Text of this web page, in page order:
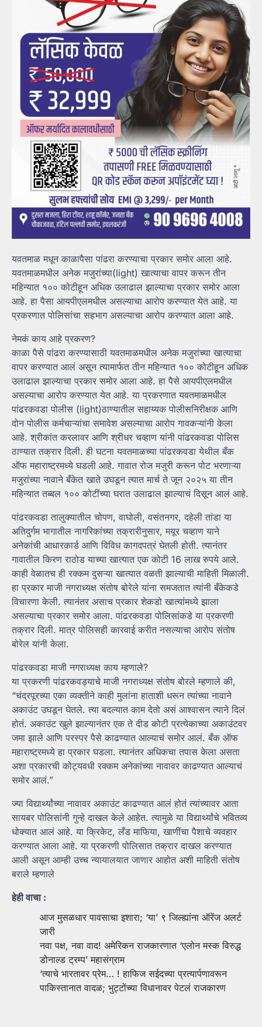
यवतमाळ मधून काळापैसा पांढरा करण्याचा प्रकार समोर आला आहे.
यवतमाळमधील अनेक मजुरांच्या(light) खात्याचा वापर करून तीन
महिन्यात १०० कोटीहून अधिक उलाढाल झाल्याचा प्रकार समोर आला
आहे. हा पैसा आयपीएलमधील असल्याचा आरोप करण्यात येत आहे. या
प्रकरणात पोलिसांचा सहभाग असल्याचा आरोप करण्यात आला आहे.
नेमकं काय आहे प्रकरण?
काळा पैसे पांढरा करण्यासाठी यवतमाळमधील अनेक मजुरांच्या खात्याचा
वापर करण्यात आलं असून त्यामार्फत तीन महिन्यात १०० कोटीहून अधिक
उलाढाल झाल्याचा प्रकार समोर आला आहे. हा पैसे आयपीएलमधील
असल्याचा आरोप करण्यात येत आहे. या प्रकरणात यवतमाळमधील
पांढरकवडा पोलीस (light)ठाण्यातील सहाय्यक पोलीसनिरीक्षक आणि
दोन पोलीस कर्मचाऱ्यांचा समावेश असल्याचा आरोप गावकऱ्यांनी केला
आहे. श्रीकांत करलावर आणि श्रीधर चव्हाण यांनी पांढरकवडा पोलिस
ठाण्यात तक्रार दिली. ही घटना यवतमाळच्या पांढरकवडा येथील बँक
ऑफ महाराष्ट्रमध्ये घडली आहे. गावात रोज मजुरी करून पोट भरणाऱ्या
मजुरांच्या नावाने बँकेत खाते उघडून त्यात मार्च ते जून २०२५ या तीन
महिन्यात तब्बल १०० कोटींच्या घरात उलाढाल झाल्याचं दिसून आलं आहे.
पांढरकवडा तालुक्यातील चोपण, वाघोली, वसंतनगर, दहेली तांडा या
अतिदुर्गम भागातील नागरिकांच्या तक्रारीनुसार, मयूर चव्हाण याने
अनेकांची आधारकार्ड आणि विविध कागदपत्रं घेतली होती. त्यानंतर
गावातील किरण राठोड याच्या खात्यात एक कोटी 16 लाख रुपये आले.
काही वेळातच ही रक्कम दुसऱ्या खात्यात वळती झाल्याची माहिती मिळाली.
हा प्रकार माजी नगराध्यक्ष संतोष बोरेले यांना समजतात त्यांनी बँकेकडे
विचारणा केली. त्यानंतर असाच प्रकार शेकडो खात्यांमध्ये झाला
असल्याचा प्रकार समोर आला. पांढरकवडा पोलिसांकडे या प्रकरणी
तक्रार दिली. मात्र पोलिसही कारवाई करीत नसल्याचा आरोप संतोष
बोरेल यांनी केला.
पांढरकवडा माजी नगराध्यक्ष काय म्हणाले?
या प्रकरणी पांढरकवड्याचे माजी नगराध्यक्ष संतोष बोरले म्हणाले की,
“चंद्रपूरच्या एका व्यक्तीने काही मुलांना हाताशी धरून त्यांच्या नावाने
अकाउंट उघडून घेतले. त्या बदल्यात काम देतो असं आश्वासन त्याने दिलं
होतं. अकाउंट खुले झाल्यानंतर एक ते दीड कोटी प्रत्येकाच्या अकाउंटवर
जमा झाले आणि परस्पर पैसे काढण्यात आल्याचं समोर आलं. बँक ऑफ
महाराष्ट्रमध्ये हा प्रकार घडला. त्यानंतर अधिकचा तपास केला असता
अशा प्रकारची कोट्यवधी रक्कम अनेकांच्या नावावर काढण्यात आल्याचं
समोर आलं.”
ज्या विद्यार्थ्यांच्या नावावर अकाउंट काढण्यात आलं होतं त्यांच्यावर आता
सायबर पोलिसांनी गुन्हे दाखल केले आहेत. त्यामुळे या विद्यार्थ्यांचे भवितव्य
धोक्यात आलं आहे. या क्रिकेट, लँड माफिया, खाणींचा पैशाचे व्यवहार
करण्यात आला आहे. या प्रकरणी पोलिसात तक्रार दाखल करण्यात
आली असून आम्ही उच्च न्यायालयात जाणार आहोत अशी माहिती संतोष
बराले म्हणाले
हेही वाचा :
आज मुसळधार पावसाचा इशारा; ‘या’ ९ जिल्ह्यांना ऑरेंज अलर्ट
जारी
नवा पक्ष, नवा वाद! अमेरिकन राजकारणात ‘एलोन मस्क विरुद्ध
डोनाल्ड ट्रम्प’ महासंग्राम
‘त्याचे भारतावर प्रेम… ! हाफिज सईदच्या प्रत्यार्पणावरून
पाकिस्तानात वादळ; भुट्टोंच्या विधानावर पेटलं राजकारण